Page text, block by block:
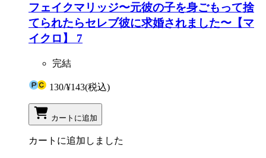
フェイクマリッジ〜元彼の子を身ごもって捨
てられたらセレブ彼に求婚されました〜【マ
イクロ】 7
完結
130/¥143(税込)
カートに追加
カートに追加しました